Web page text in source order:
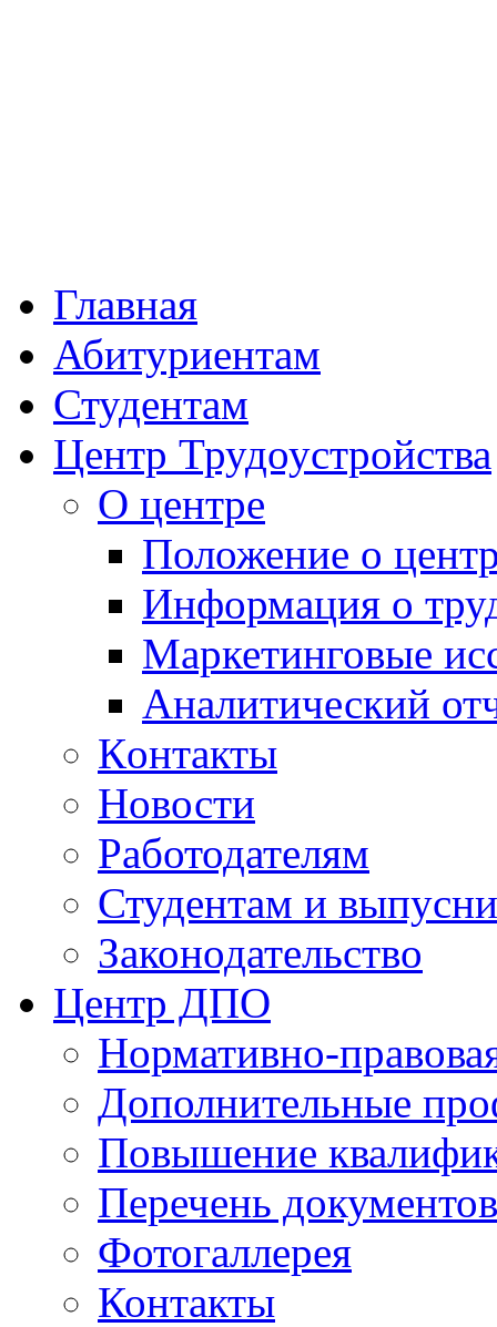
Главная
Абитуриентам
Студентам
Центр Трудоустройства
О центре
Положение о
Информация о
Маркетинговые
Аналитический
Кoнтакты
Новости
Работодателям
Студентам и
Законодательство
Центр ДПО
Нормативно-
Дополнительные
Повышение
Перечень документов
Фотогаллерея
Контакты